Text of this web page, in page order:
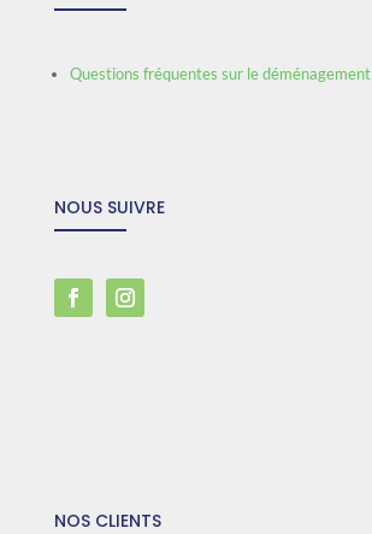
Questions fréquentes sur le déménagement
NOUS SUIVRE
NOS CLIENTS